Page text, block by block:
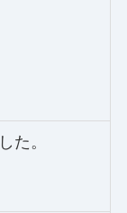
た。